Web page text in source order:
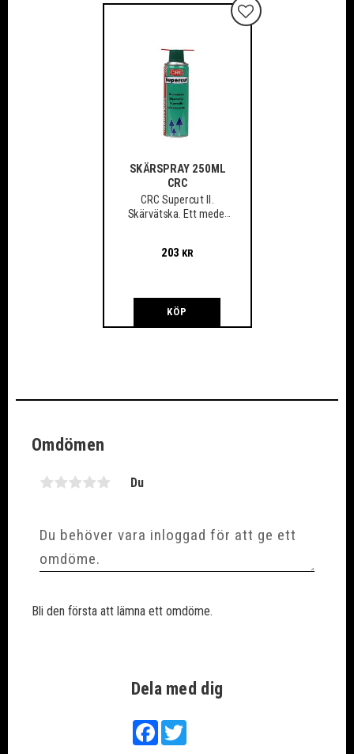
SKÄRSPRAY 250ML
CRC
CRC Supercut II.
Skärvätska. Ett medel
203 KR
Lägg till i favoriter
KÖP
Dela med dig
FacebookTwitter
Omdömen
Du
Bli den första att lämna ett omdöme.